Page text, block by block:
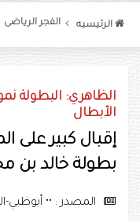
الرئيسيه الفجر الرياضى
الظاهري: البطولة
الأبطال
إقبال كبير على
بطولة خالد بن
المصدر : •• أبوظبي-